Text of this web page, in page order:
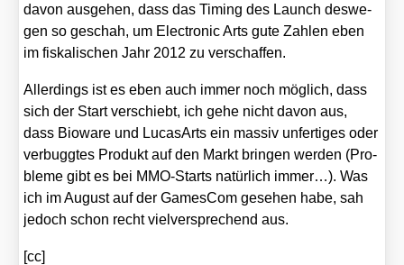
davon aus­ge­hen, dass das Timing des Launch des­we­
gen so geschah, um Elec­tro­nic Arts gute Zah­len eben
im fis­ka­li­schen Jahr 2012 zu ver­schaf­fen.
Aller­dings ist es eben auch immer noch mög­lich, dass
sich der Start ver­schiebt, ich gehe nicht davon aus,
dass Bio­wa­re und Luca­sA­rts ein mas­siv unfer­ti­ges oder
ver­bugg­tes Pro­dukt auf den Markt brin­gen wer­den (Pro­
ble­me gibt es bei MMO-Starts natür­lich immer…). Was
ich im August auf der Games­Com gese­hen habe, sah
jedoch schon recht viel­ver­spre­chend aus.
[cc]